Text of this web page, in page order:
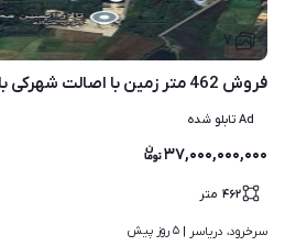
۷
فروش 462 متر زمین با اصالت شهرکی باسند مالکیت
Ad تابلو شده
۳۷,۰۰۰,۰۰۰,۰۰۰
۴۶۲ متر
سرخرود، دریاسر | ۵ روز پیش